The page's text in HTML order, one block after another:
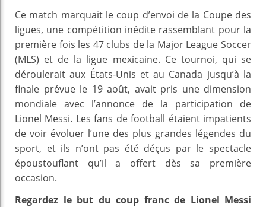
Ce match marquait le coup d’envoi de la Coupe des
ligues, une compétition inédite rassemblant pour la
première fois les 47 clubs de la Major League Soccer
(MLS) et de la ligue mexicaine. Ce tournoi, qui se
déroulerait aux États-Unis et au Canada jusqu’à la
finale prévue le 19 août, avait pris une dimension
mondiale avec l’annonce de la participation de
Lionel Messi. Les fans de football étaient impatients
de voir évoluer l’une des plus grandes légendes du
sport, et ils n’ont pas été déçus par le spectacle
époustouflant qu’il a offert dès sa première
occasion.
Regardez le but du coup franc de Lionel Messi